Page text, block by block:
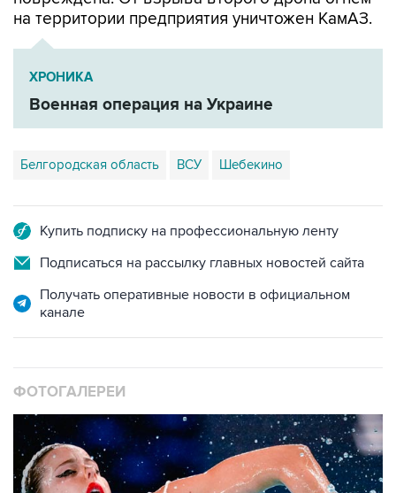
ХРОНИКА
Военная операция на Украине
Белгородская область ВСУ Шебекино
Подписаться на рассылку главных новостей сайта
Получать оперативные новости в официальном
канале